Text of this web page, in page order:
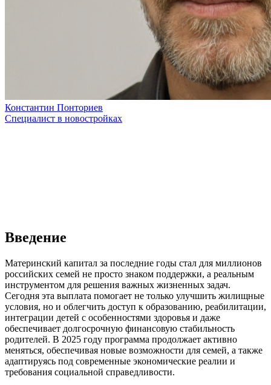
Константин Понториев
Специалист в новостройках
Введение
Материнский капитал за последние годы стал для миллионов
российских семей не просто знаком поддержки, а реальным
инструментом для решения важных жизненных задач.
Сегодня эта выплата помогает не только улучшить жилищные
условия, но и облегчить доступ к образованию, реабилитации,
интеграции детей с особенностями здоровья и даже
обеспечивает долгосрочную финансовую стабильность
родителей. В 2025 году программа продолжает активно
меняться, обеспечивая новые возможности для семей, а также
адаптируясь под современные экономические реалии и
требования социальной справедливости.